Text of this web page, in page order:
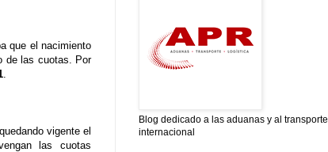
que el nacimiento
de las cuotas. Por
vigente el
las cuotas
Blog dedicado a las aduanas y al transporte
internacional